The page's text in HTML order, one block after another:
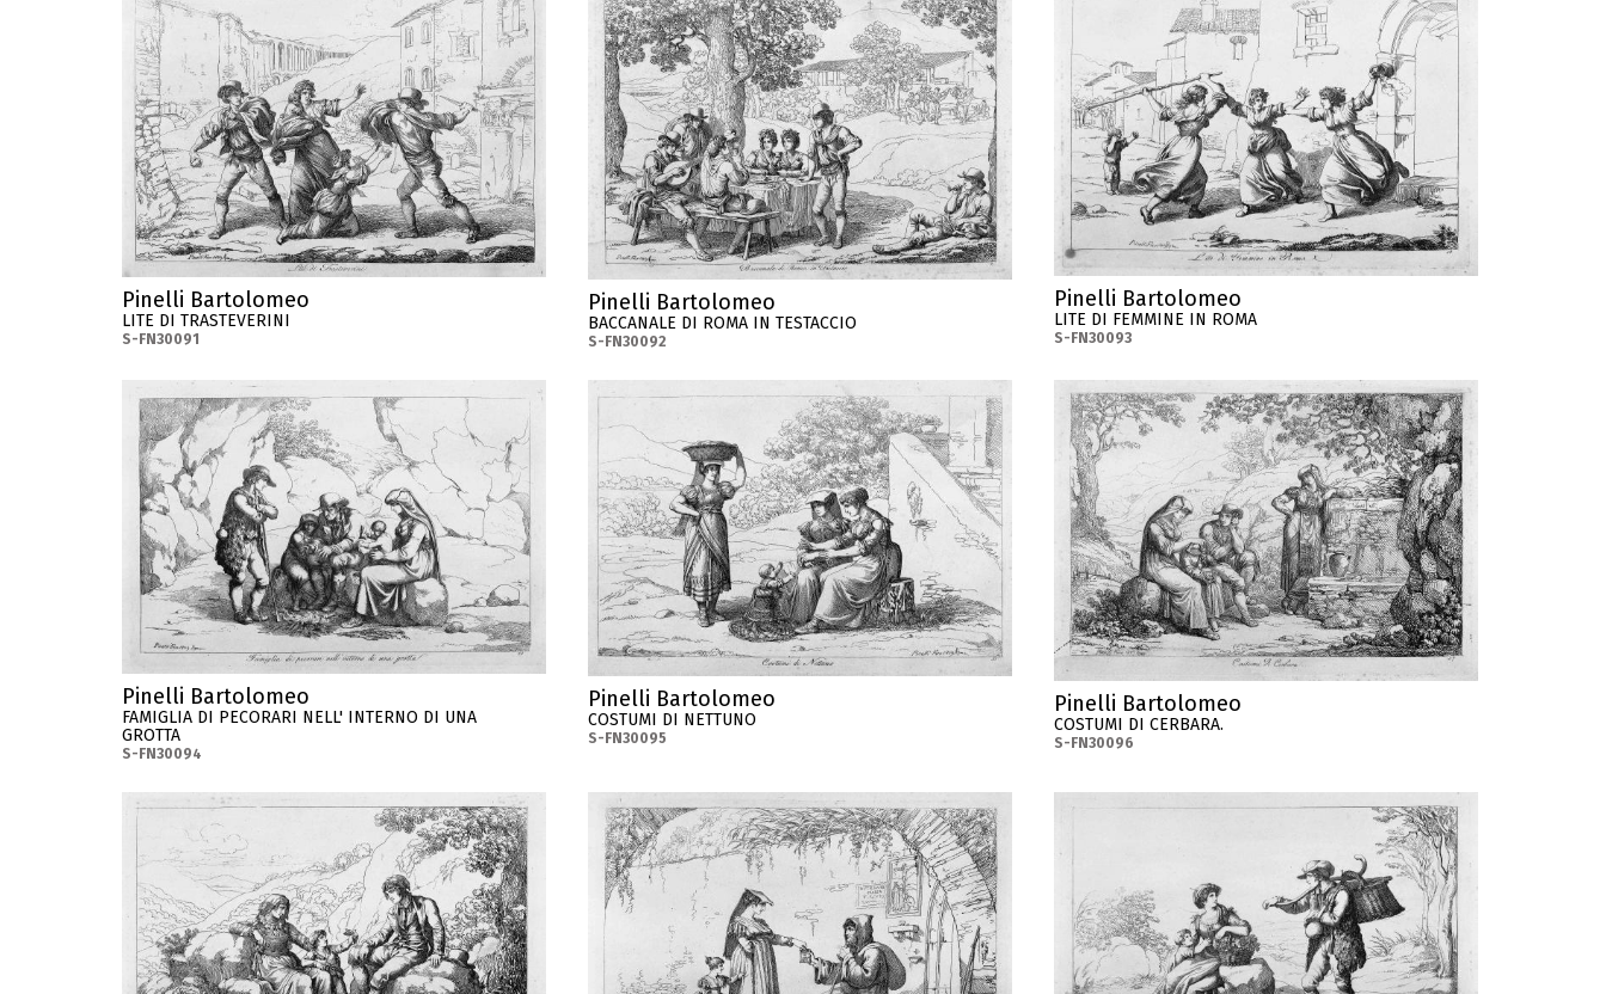
Pinelli Bartolomeo
LITE DI TRASTEVERINI
S-FN30091
Pinelli Bartolomeo
BACCANALE DI ROMA IN TESTACCIO
S-FN30092
Pinelli Bartolomeo
LITE DI FEMMINE IN ROMA
S-FN30093
Pinelli Bartolomeo
FAMIGLIA DI PECORARI NELL' INTERNO DI UNA
GROTTA
S-FN30094
Pinelli Bartolomeo
COSTUMI DI NETTUNO
S-FN30095
Pinelli Bartolomeo
COSTUMI DI CERBARA.
S-FN30096